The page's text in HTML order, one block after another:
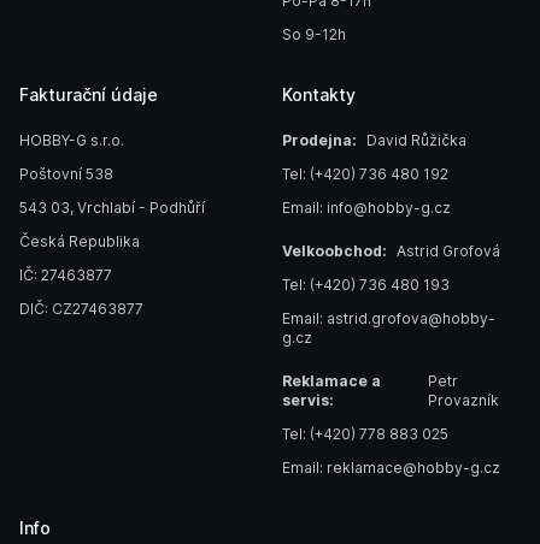
So 9-12h
Fakturační údaje
HOBBY-G s.r.o.
Poštovní 538
543 03, Vrchlabí - Podhůří
Česká Republika
IČ: 27463877
DIČ: CZ27463877
Kontakty
Prodejna:
David Růžička
Tel: (+420) 736 480 192
Email: info@hobby-g.cz
Velkoobchod: Astrid Grofová
Tel: (+420) 736 480 193
Email: astrid.grofova@hobby-
g.cz
Reklamace a
servis:
Petr
Provazník
Tel: (+420) 778 883 025
Email: reklamace@hobby-g.cz
Info